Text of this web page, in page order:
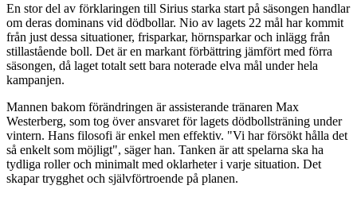
En stor del av förklaringen till Sirius starka start på säsongen handlar
om deras dominans vid dödbollar. Nio av lagets 22 mål har kommit
från just dessa situationer, frisparkar, hörnsparkar och inlägg från
stillastående boll. Det är en markant förbättring jämfört med förra
säsongen, då laget totalt sett bara noterade elva mål under hela
kampanjen.
Mannen bakom förändringen är assisterande tränaren Max
Westerberg, som tog över ansvaret för lagets dödbollsträning under
vintern. Hans filosofi är enkel men effektiv. "Vi har försökt hålla det
så enkelt som möjligt", säger han. Tanken är att spelarna ska ha
tydliga roller och minimalt med oklarheter i varje situation. Det
skapar trygghet och självförtroende på planen.